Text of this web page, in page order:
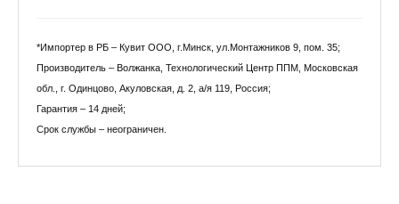
*Импортер в РБ – Кувит ООО, г.Минск, ул.Монтажников 9, пом. 35;
Производитель – Волжанка, Технологический Центр ППМ, Московская
обл., г. Одинцово, Акуловская, д. 2, а/я 119, Россия;
Гарантия – 14 дней;
Срок службы – неограничен.